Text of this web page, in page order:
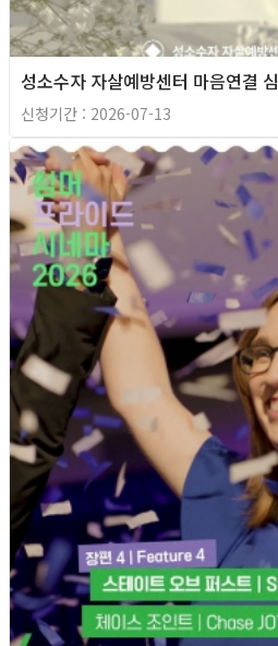
성소수자 자살예방센터 마음연결
신청기간 : 2026-07-13